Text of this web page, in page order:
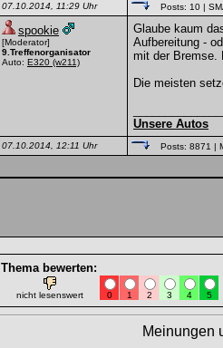
07.10.2014, 11:29 Uhr Posts: 10 |
spookie
[Moderator]
9.Treffenorganisator
Auto: E320 (w211)
Glaube kaum
Aufbereitung -
mit der Bremse.
Die meisten
Unsere Autos
07.10.2014, 12:11 Uhr Posts: 8871 |
Thema bewerten:
nicht lesenswert 0 1 2 3 4 5
Meinungen